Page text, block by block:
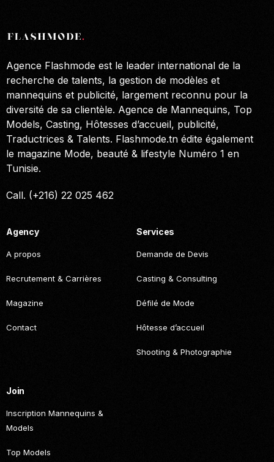
Agence Flashmode est le leader international de la
recherche de talents, la gestion de modèles et
mannequins et publicité, largement reconnu pour la
diversité de sa clientèle. Agence de Mannequins, Top
Models, Casting, Hôtesses d’accueil, publicité,
Traductrices & Talents. Flashmode.tn édite également
le magazine Mode, beauté & lifestyle Numéro 1 en
Tunisie.
Call. (+216) 22 025 462
Agency
A propos
Recrutement & Carrières
Magazine
Contact
Services
Demande de Devis
Casting & Consulting
Défilé de Mode
Hôtesse d’accueil
Shooting & Photographie
Join
Inscription Mannequins &
Models
Top Models